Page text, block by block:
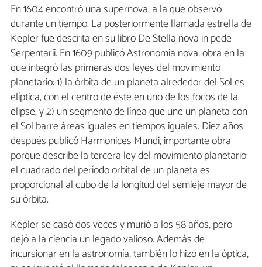
En 1604 encontró una supernova, a la que observó
durante un tiempo. La posteriormente llamada estrella de
Kepler fue descrita en su libro De Stella nova in pede
Serpentarii. En 1609 publicó Astronomia nova, obra en la
que integró las primeras dos leyes del movimiento
planetario: 1) la órbita de un planeta alrededor del Sol es
elíptica, con el centro de éste en uno de los focos de la
elipse, y 2) un segmento de línea que une un planeta con
el Sol barre áreas iguales en tiempos iguales. Diez años
después publicó Harmonices Mundi, importante obra
porque describe la tercera ley del movimiento planetario:
el cuadrado del período orbital de un planeta es
proporcional al cubo de la longitud del semieje mayor de
su órbita.
Kepler se casó dos veces y murió a los 58 años, pero
dejó a la ciencia un legado valioso. Además de
incursionar en la astronomía, también lo hizo en la óptica,